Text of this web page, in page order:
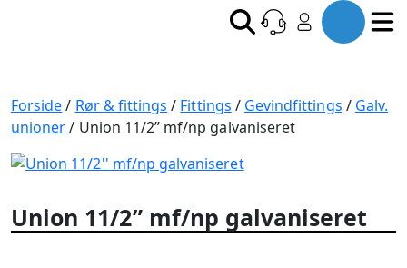
Forside/ Rør & fittings / Fittings / Gevindfittings / Galv.
unioner/ Union 11/2” mf/np galvaniseret
Union 11/2” mf/np galvaniseret